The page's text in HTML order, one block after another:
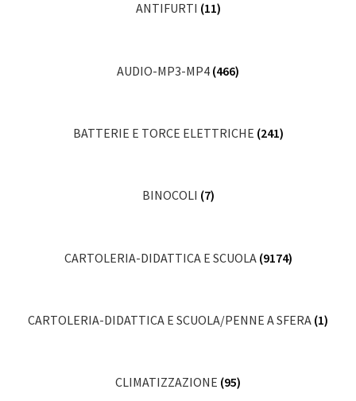
ANTIFURTI (11)
AUDIO-MP3-MP4 (466)
BATTERIE E TORCE ELETTRICHE (241)
BINOCOLI (7)
CARTOLERIA-DIDATTICA E SCUOLA (9174)
CARTOLERIA-DIDATTICA E SCUOLA/PENNE A SFERA (1)
CLIMATIZZAZIONE (95)